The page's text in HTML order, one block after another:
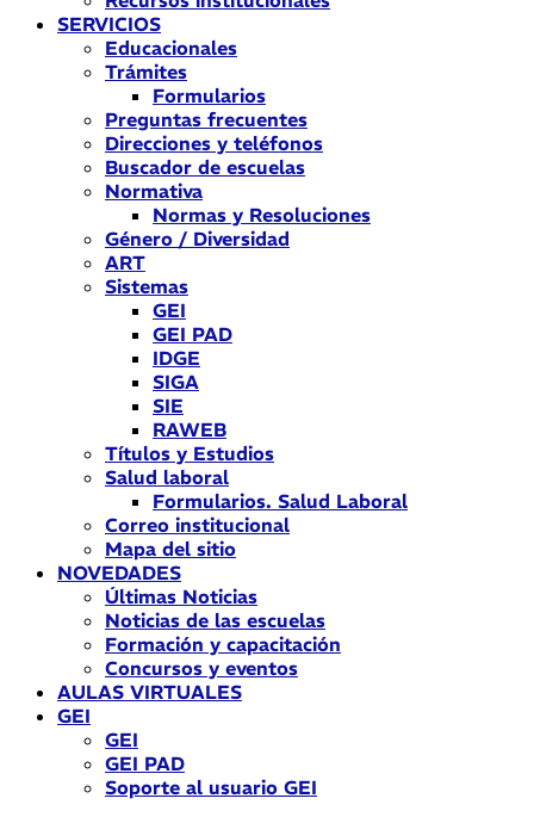
SERVICIOS
Educacionales
Trámites
Formularios
Preguntas frecuentes
Direcciones y teléfonos
Buscador de escuelas
Normativa
Normas y Resoluciones
Género / Diversidad
ART
Sistemas
GEI
GEI PAD
IDGE
SIGA
SIE
RAWEB
Títulos y Estudios
Salud laboral
Formularios. Salud Laboral
Correo institucional
Mapa del sitio
NOVEDADES
Últimas Noticias
Noticias de las escuelas
Formación y capacitación
Concursos y eventos
AULAS VIRTUALES
GEI
GEI
GEI PAD
Soporte al usuario GEI